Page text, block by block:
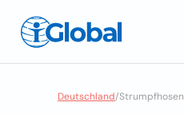
Deutschland/Strumpfhosen